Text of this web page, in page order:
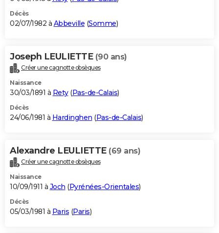
Décès
02/07/1982 à Abbeville (Somme)
Joseph LEULIETTE (90 ans)
Créer une cagnotte obsèques
Naissance
30/03/1891 à Rety(Pas-de-Calais)
Décès
24/06/1981 à Hardinghen (Pas-de-Calais)
Alexandre LEULIETTE (69 ans)
Créer une cagnotte obsèques
Naissance
10/09/1911 à Joch (Pyrénées-Orientales)
Décès
05/03/1981 à Paris (Paris)